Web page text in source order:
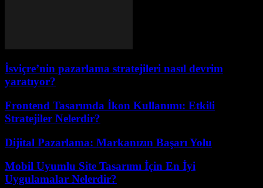
İsviçre’nin pazarlama stratejileri nasıl devrim
yaratıyor?
Frontend Tasarımda İkon Kullanımı: Etkili
Stratejiler Nelerdir?
Dijital Pazarlama: Markanızın Başarı Yolu
Mobil Uyumlu Site Tasarımı İçin En İyi
Uygulamalar Nelerdir?